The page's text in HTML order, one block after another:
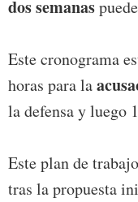
dos semanas
Este cronograma
horas para la
la defensa y luego
Este plan de
tras la propuesta